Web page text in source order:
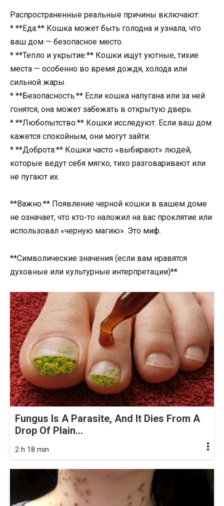
Распространенные реальные причины включают:
* **Еда:** Кошка может быть голодна и узнала, что
ваш дом — безопасное место.
* **Тепло и укрытие:** Кошки ищут уютные, тихие
места — особенно во время дождя, холода или
сильной жары.
* **Безопасность:** Если кошка напугана или за ней
гонятся, она может забежать в открытую дверь.
* **Любопытство:** Кошки исследуют. Если ваш дом
кажется спокойным, они могут зайти.
* **Доброта:** Кошки часто «выбирают» людей,
которые ведут себя мягко, тихо разговаривают или
не пугают их.
**Важно:** Появление черной кошки в вашем доме
не означает, что кто-то наложил на вас проклятие или
использовал «черную магию». Это миф.
**Символические значения (если вам нравятся
духовные или культурные интерпретации)**
Fungus Is A Parasite, And It Dies From A
Drop Of Plain...
2 h 18 min